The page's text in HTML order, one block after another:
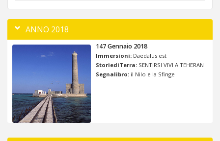
ANNO 2018
147 Gennaio 2018
Immersioni: Daedalus est
StoriediTerra: SENTIRSI VIVI A TEHERAN
Segnalibro: il Nilo e la Sfinge